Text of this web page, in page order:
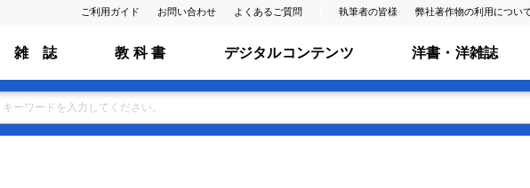
ご利用ガイド お問い合わせ よくあるご質問 執筆者の皆様 弊社著作物の利用につい
雑 誌 教 科 書 デジタルコンテンツ 洋書・洋雑誌